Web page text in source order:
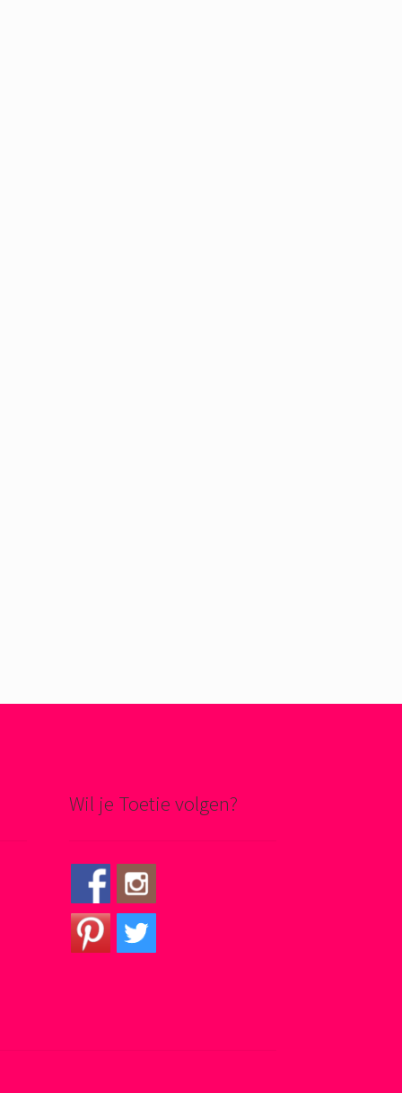
Wil je Toetie volgen?